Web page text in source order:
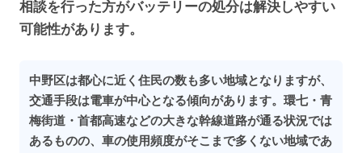
相談を行った方がバッテリーの処分は解決しやすい
可能性があります。
中野区は都心に近く住民の数も多い地域となりますが、
交通手段は電車が中心となる傾向があります。環七・青
梅街道・首都高速などの大きな幹線道路が通る状況では
あるものの、車の使用頻度がそこまで多くない地域であ